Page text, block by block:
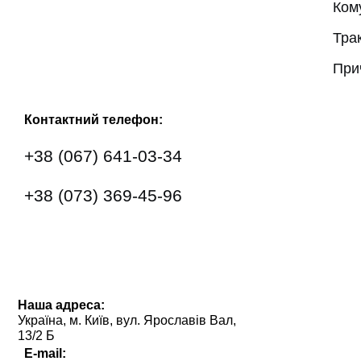
Контактний телефон:
+38 (067) 641-03-34
+38 (073) 369-45-96
Наша адреса:
Україна, м. Київ, вул. Ярославів Вал,
13/2 Б
E-mail: